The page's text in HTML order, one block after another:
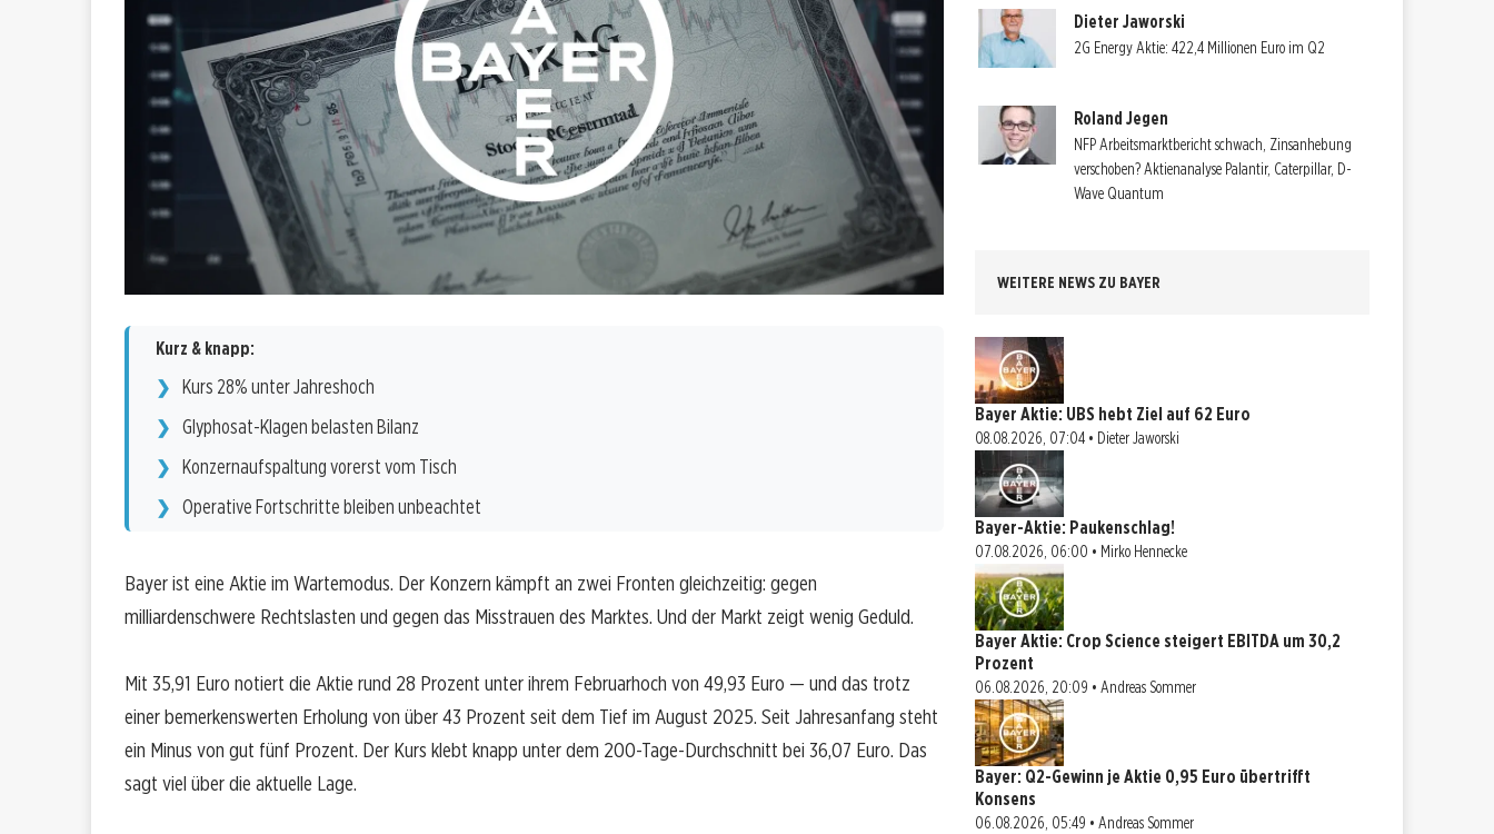
Kurz & knapp:
Kurs 28% unter Jahreshoch
Glyphosat-Klagen belasten Bilanz
Konzernaufspaltung vorerst vom Tisch
Operative Fortschritte bleiben unbeachtet
Bayer ist eine Aktie im Wartemodus. Der Konzern kämpft an zwei Fronten gleichzeitig: gegen
milliardenschwere Rechtslasten und gegen das Misstrauen des Marktes. Und der Markt zeigt wenig Geduld.
Mit 35,91 Euro notiert die Aktie rund 28 Prozent unter ihrem Februarhoch von 49,93 Euro — und das trotz
einer bemerkenswerten Erholung von über 43 Prozent seit dem Tief im August 2025. Seit Jahresanfang steht
ein Minus von gut fünf Prozent. Der Kurs klebt knapp unter dem 200-Tage-Durchschnitt bei 36,07 Euro. Das
sagt viel über die aktuelle Lage.
Dieter Jaworski
2G Energy Aktie: 422,4 Millionen Euro im Q2
Roland Jegen
NFP Arbeitsmarktbericht schwach, Zinsanhebung
verschoben? Aktienanalyse Palantir, Caterpillar, D-
Wave Quantum
WEITERE NEWS ZU BAYER
Bayer Aktie: UBS hebt Ziel auf 62 Euro
08.08.2026, 07:04 • Dieter Jaworski
Bayer-Aktie: Paukenschlag!
07.08.2026, 06:00 • Mirko Hennecke
Bayer Aktie: Crop Science steigert EBITDA um 30,2
Prozent
06.08.2026, 20:09 • Andreas Sommer
Bayer: Q2-Gewinn je Aktie 0,95 Euro übertrifft
Konsens
06.08.2026, 05:49 • Andreas Sommer